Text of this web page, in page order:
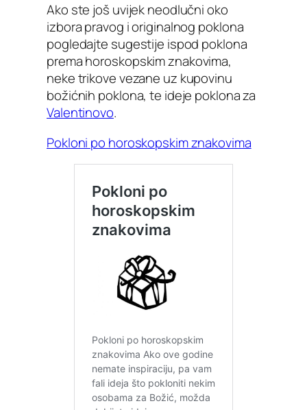
Ako ste još uvijek neodlučni oko
izbora pravog i originalnog poklona
pogledajte sugestije ispod poklona
prema horoskopskim znakovima,
neke trikove vezane uz kupovinu
božićnih poklona, te ideje poklona za
Valentinovo.
Pokloni po horoskopskim znakovima